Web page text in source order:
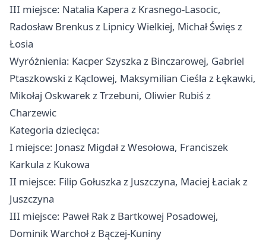
III miejsce: Natalia Kapera z Krasnego-Lasocic,
Radosław Brenkus z Lipnicy Wielkiej, Michał Święs z
Łosia
Wyróżnienia: Kacper Szyszka z Binczarowej, Gabriel
Ptaszkowski z Kąclowej, Maksymilian Cieśla z Łękawki,
Mikołaj Oskwarek z Trzebuni, Oliwier Rubiś z
Charzewic
Kategoria dziecięca:
I miejsce: Jonasz Migdał z Wesołowa, Franciszek
Karkula z Kukowa
II miejsce: Filip Gołuszka z Juszczyna, Maciej Łaciak z
Juszczyna
III miejsce: Paweł Rak z Bartkowej Posadowej,
Dominik Warchoł z Bączej-Kuniny